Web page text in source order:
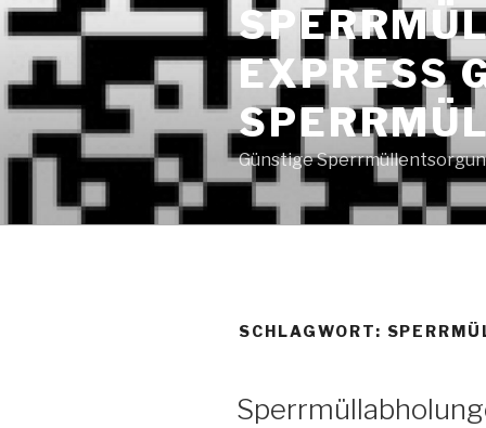
springen
EXPRESS
Günstige
SCHLAGWORT:
AM